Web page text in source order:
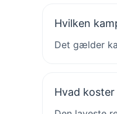
Hvilken
Det gælder
Hvad